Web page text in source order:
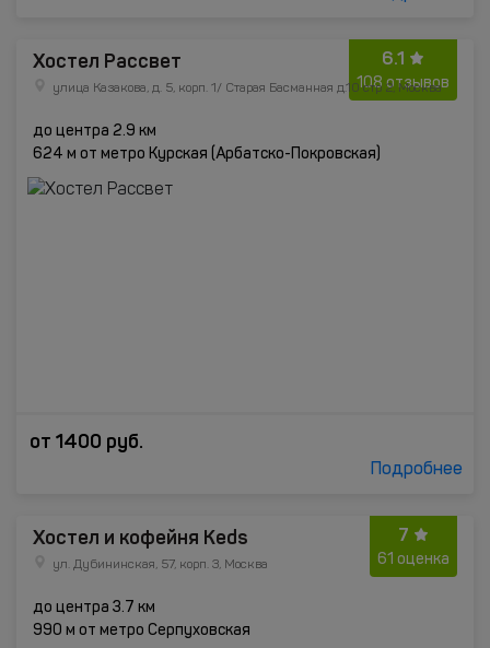
6.1
108 отзывов
Хостел Рассвет
улица Казакова, д. 5, корп. 1/ Старая Басманная д.10 стр 2, Москва
до центра 2.9 км
624 м от метро Курская (Арбатско-Покровская)
от 1400 руб.
Подробнее
7
61 оценка
Хостел и кофейня Keds
ул. Дубининская, 57, корп. 3, Москва
до центра 3.7 км
990 м от метро Серпуховская